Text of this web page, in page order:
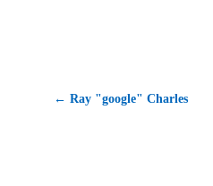
← Ray "google" Charles